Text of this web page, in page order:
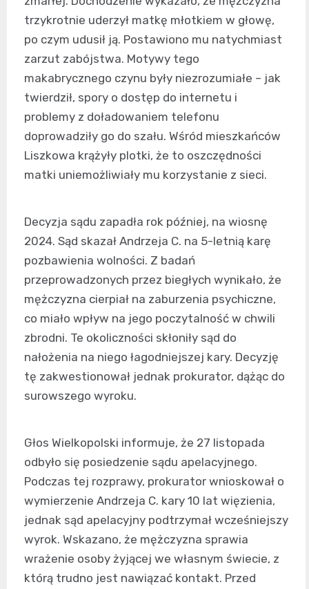
trzykrotnie uderzył matkę młotkiem w głowę,
po czym udusił ją. Postawiono mu natychmiast
zarzut zabójstwa. Motywy tego
makabrycznego czynu były niezrozumiałe – jak
twierdził, spory o dostęp do internetu i
problemy z doładowaniem telefonu
doprowadziły go do szału. Wśród mieszkańców
Liszkowa krążyły plotki, że to oszczędności
matki uniemożliwiały mu korzystanie z sieci.
Decyzja sądu zapadła rok później, na wiosnę
2024. Sąd skazał Andrzeja C. na 5-letnią karę
pozbawienia wolności. Z badań
przeprowadzonych przez biegłych wynikało, że
mężczyzna cierpiał na zaburzenia psychiczne,
co miało wpływ na jego poczytalność w chwili
zbrodni. Te okoliczności skłoniły sąd do
nałożenia na niego łagodniejszej kary. Decyzję
tę zakwestionował jednak prokurator, dążąc do
surowszego wyroku.
Głos Wielkopolski informuje, że 27 listopada
odbyło się posiedzenie sądu apelacyjnego.
Podczas tej rozprawy, prokurator wnioskował o
wymierzenie Andrzeja C. kary 10 lat więzienia,
jednak sąd apelacyjny podtrzymał wcześniejszy
wyrok. Wskazano, że mężczyzna sprawia
wrażenie osoby żyjącej we własnym świecie, z
którą trudno jest nawiązać kontakt. Przed